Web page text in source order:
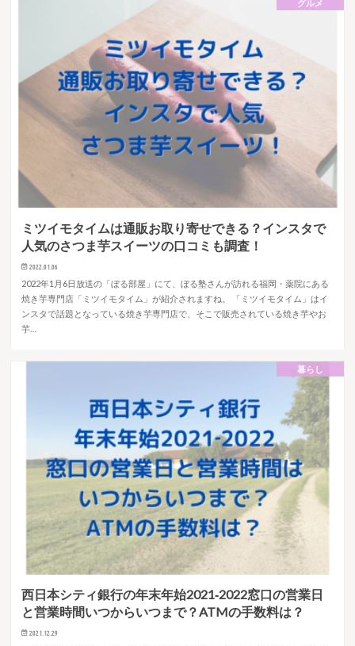
グルメ
ミツイモタイムは通販お取り寄せできる？インスタで
人気のさつま芋スイーツの口コミも調査！
2022.01.06
2022年1月6日放送の「ぼる部屋」にて、ぼる塾さんが訪れる福岡・薬院にある
焼き芋専門店「ミツイモタイム」が紹介されますね。 「ミツイモタイム」はイ
ンスタで話題となっている焼き芋専門店で、そこで販売されている焼き芋やお
芋…
暮らし
西日本シティ銀行の年末年始2021‐2022窓口の営業日
と営業時間いつからいつまで？ATMの手数料は？
2021.12.29